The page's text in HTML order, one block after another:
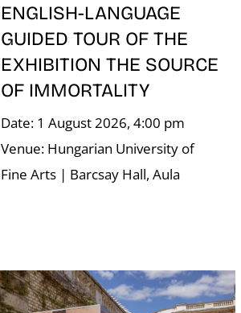
ENGLISH-LANGUAGE
GUIDED TOUR OF THE
EXHIBITION THE SOURCE
OF IMMORTALITY
Date: 1 August 2026, 4:00 pm
Venue: Hungarian University of
Fine Arts | Barcsay Hall, Aula